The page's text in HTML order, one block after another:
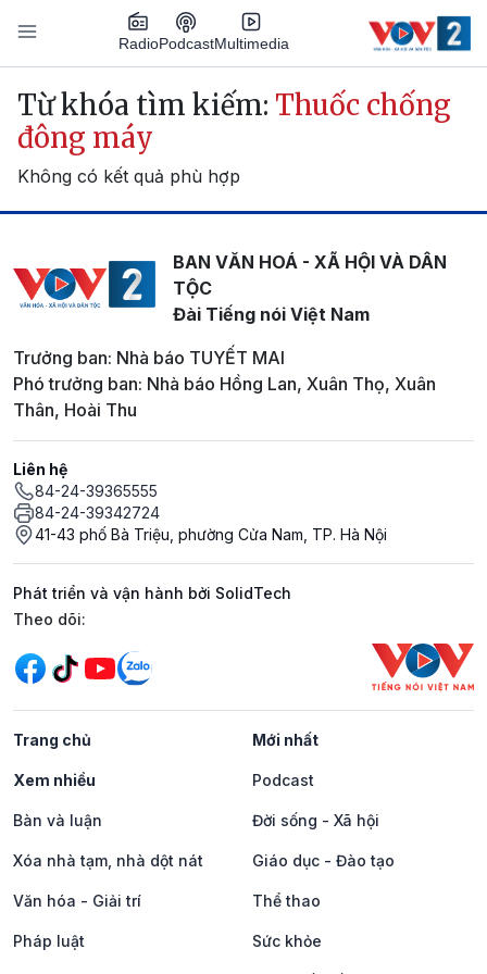
Nhảy đến nội dung
RadioPodcastMultimedia
Main navigation
Từ khóa tìm kiếm: Thuốc chống
đông máy
Không có kết quả phù hợp
BAN VĂN HOÁ - XÃ HỘI VÀ DÂN
TỘC
Đài Tiếng nói Việt Nam
Trưởng ban: Nhà báo TUYẾT MAI
Phó trưởng ban: Nhà báo Hồng Lan, Xuân Thọ, Xuân
Thân, Hoài Thu
Liên hệ
84-24-39365555
84-24-39342724
41-43 phố Bà Triệu, phường Cửa Nam, TP. Hà Nội
Phát triển và vận hành bởi SolidTech
Mạng xã hội
Theo dõi:
Trang chủ Mới nhất
Xem nhiều Podcast
Bàn và luận Đời sống - Xã hội
Xóa nhà tạm, nhà dột nát Giáo dục - Đào tạo
Văn hóa - Giải trí Thể thao
Pháp luật Sức khỏe